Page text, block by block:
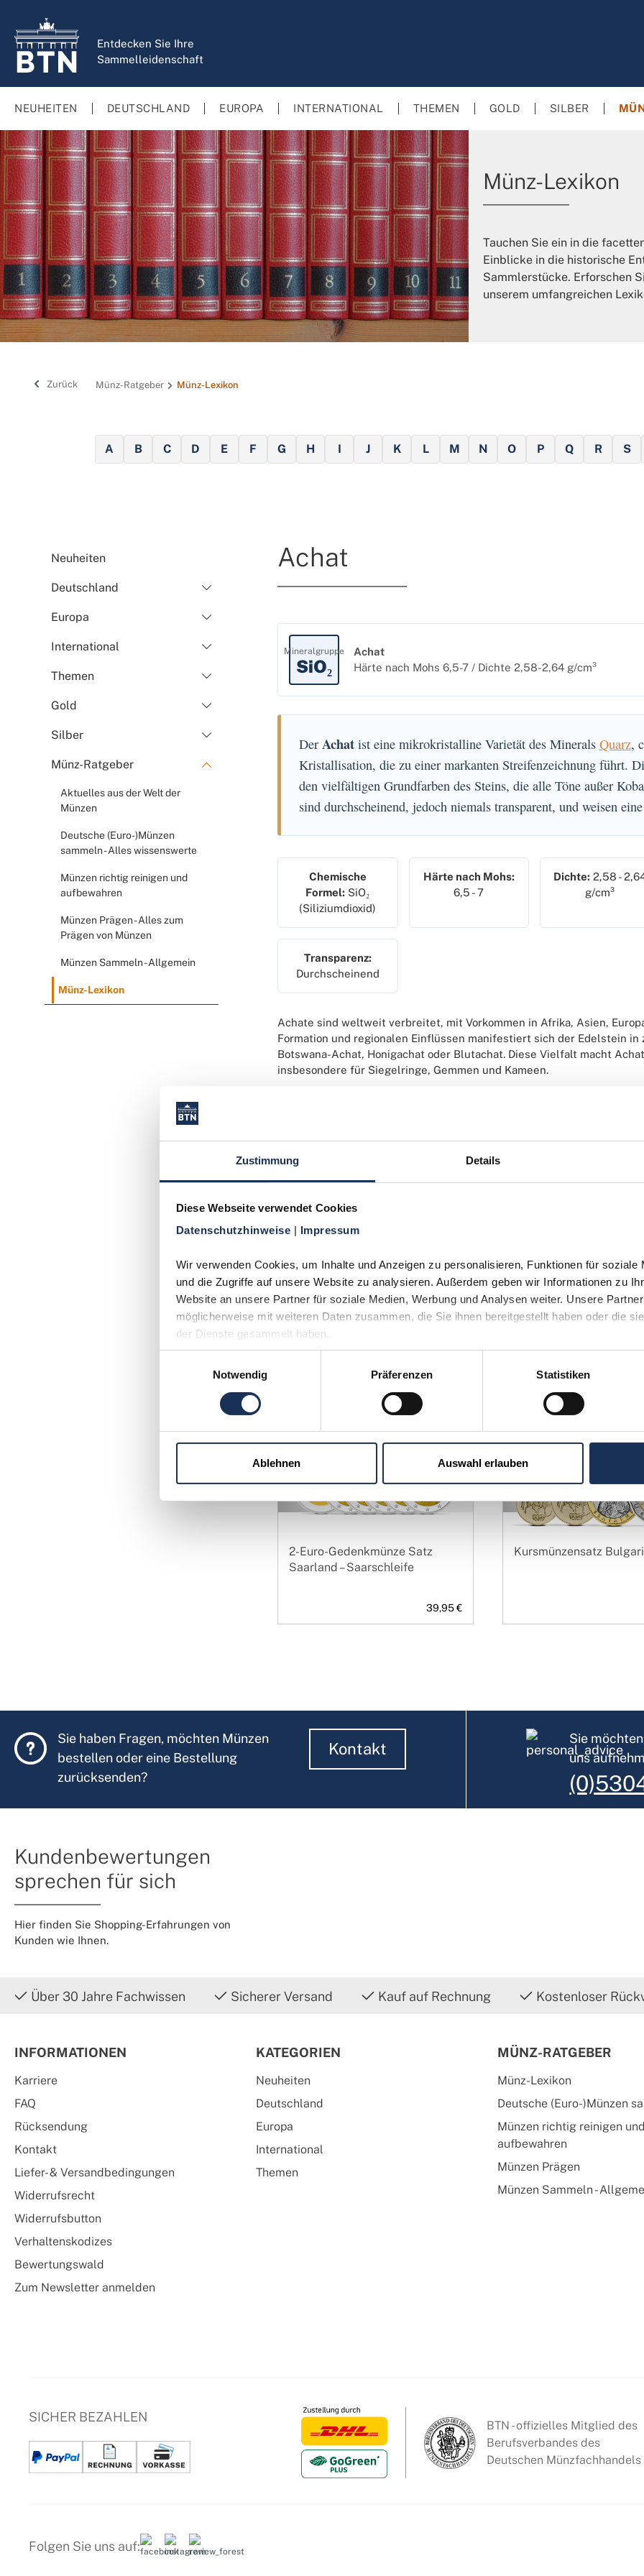
Zustimmung Details
Diese Webseite verwendet Cookies
Datenschutzhinweise | Impressum
Wir verwenden Cookies, um Inhalte und Anzeigen zu personalisieren, Funktionen für soziale
und die Zugriffe auf unsere Website zu analysieren. Außerdem geben wir Informationen zu
Website an unsere Partner für soziale Medien, Werbung und Analysen weiter. Unsere
möglicherweise mit weiteren Daten zusammen, die Sie ihnen bereitgestellt haben oder die
der Dienste gesammelt haben.
Notwendig
Präferenzen Statistiken
Ablehnen Auswahl erlauben
Entdecken Sie Ihre
Sammelleidenschaft
NEUHEITEN DEUTSCHLAND EUROPA INTERNATIONAL THEMEN GOLD SILBER
Münz-Lexikon
Tauchen Sie ein in die
Einblicke in die historische
Sammlerstücke. Erforschen
unserem umfangreichen
Zurück Münz-Ratgeber Münz-Lexikon
A B C D E F G H I J K L M N O P Q R S
Neuheiten
Deutschland
Europa
International
Themen
Gold
Silber
Münz-Ratgeber
Aktuelles aus der Welt der
Münzen
Deutsche (Euro-)Münzen
sammeln - Alles wissenswerte
Münzen richtig reinigen und
aufbewahren
Münzen Prägen - Alles zum
Prägen von Münzen
Münzen Sammeln - Allgemein
Münz-Lexikon
Achat
Mineralgruppe
SiO₂
Achat
Härte nach Mohs 6,5-7 / Dichte 2,58-2,64 g/cm³
Der Achat ist eine mikrokristalline Varietät des Minerals Quarz,
Kristallisation, die zu einer markanten Streifenzeichnung führt.
den vielfältigen Grundfarben des Steins, die alle Töne außer
sind durchscheinend, jedoch niemals transparent, und weisen
Chemische
Formel: SiO₂
(Siliziumdioxid)
Härte nach Mohs:
6,5 - 7
Dichte: 2,58 -
g/cm³
Transparenz:
Durchscheinend
Achate sind weltweit verbreitet, mit Vorkommen in Afrika, Asien,
Formation und regionalen Einflüssen manifestiert sich der Edelstein
Botswana-Achat, Honigachat oder Blutachat. Diese Vielfalt macht
insbesondere für Siegelringe, Gemmen und Kameen.
Über die Schmuckherstellung hinaus fanden Achate historische
veredelt, Rosenkränze und Armbänder gefertigt, und aufgrund ihrer
sogar zur Herstellung von Mörsern und Reibschalen. In der modernen
Veredelung eingesetzt. Ihr charakteristischer Glanz und die
besondere Ästhetik und machen sie zu einem attraktiven
für technische und industrielle Anwendungen, was seine Bedeutung
Edelsteine mit vielen Qualitäten, die sich über verschiedene
Bedeutung des Achats reicht bis ins alte Ägypten
geschätzt wurde. Im 17. und 18. Jahrhundert entwickelte sich in
Stadt Idar-Oberstein in
Deutschland
war. Ein entscheidender Impuls
Schwarzfärbetechnik im Jahr 1819. Durch Brennen konnten Achate
ermöglichte, erfolgreich mit dem aufstrebenden Onyx-Handel aus
zu etablieren.
2-Euro-Gedenkmünze Satz
Saarland – Saarschleife
39,95 €
Kursmünzensatz
Sie haben Fragen, möchten Münzen
bestellen oder eine Bestellung
zurücksenden?
Kontakt
Sie
uns
Kundenbewertungen
sprechen für sich
Hier finden Sie Shopping-Erfahrungen von
Kunden wie Ihnen.
Über 30 Jahre Fachwissen Sicherer Versand Kauf auf Rechnung Kostenloser
INFORMATIONEN
Karriere
FAQ
Rücksendung
Kontakt
Liefer- & Versandbedingungen
Widerrufsrecht
Widerrufsbutton
Verhaltenskodizes
Bewertungswald
Zum Newsletter anmelden
KATEGORIEN
Neuheiten
Deutschland
Europa
International
Themen
MÜNZ-RATGEBER
Münz-Lexikon
Deutsche (Euro-)Münzen
Münzen richtig reinigen und
aufbewahren
Münzen Prägen
Münzen Sammeln -
SICHER BEZAHLEN
BTN - offizielles Mitglied des
Berufsverbandes des
Deutschen Münzfachhandels
Folgen Sie uns auf: